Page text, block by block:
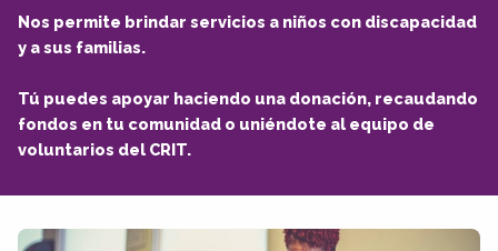
Nos permite brindar servicios a niños con discapacidad
y a sus familias.
Tú puedes apoyar haciendo una donación, recaudando
fondos en tu comunidad o uniéndote al equipo de
voluntarios del CRIT.